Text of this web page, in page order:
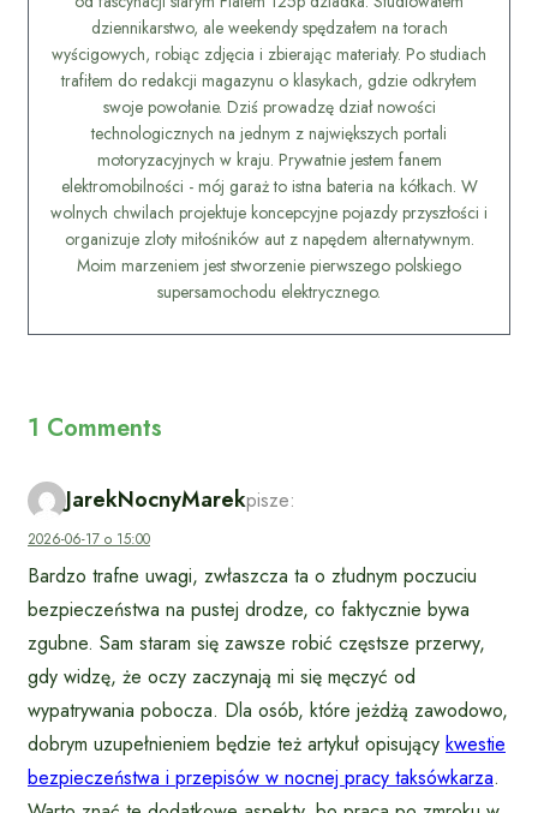
dziennikarstwo, ale weekendy spędzałem na torach
wyścigowych, robiąc zdjęcia i zbierając materiały. Po studiach
trafiłem do redakcji magazynu o klasykach, gdzie odkryłem
swoje powołanie. Dziś prowadzę dział nowości
technologicznych na jednym z największych portali
motoryzacyjnych w kraju. Prywatnie jestem fanem
elektromobilności - mój garaż to istna bateria na kółkach. W
wolnych chwilach projektuje koncepcyjne pojazdy przyszłości i
organizuje zloty miłośników aut z napędem alternatywnym.
Moim marzeniem jest stworzenie pierwszego polskiego
supersamochodu elektrycznego.
1 Comments
JarekNocnyMarekpisze:
2026-06-17 o 15:00
Bardzo trafne uwagi, zwłaszcza ta o złudnym poczuciu
bezpieczeństwa na pustej drodze, co faktycznie bywa
zgubne. Sam staram się zawsze robić częstsze przerwy,
gdy widzę, że oczy zaczynają mi się męczyć od
wypatrywania pobocza. Dla osób, które jeżdżą zawodowo,
dobrym uzupełnieniem będzie też artykuł opisujący kwestie
bezpieczeństwa i przepisów w nocnej pracy taksówkarza.